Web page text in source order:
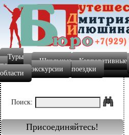
Туры
по
области
Школьные
экскурсии
Корпоративные
поездки
Поиск:
Присоединяйтесь!